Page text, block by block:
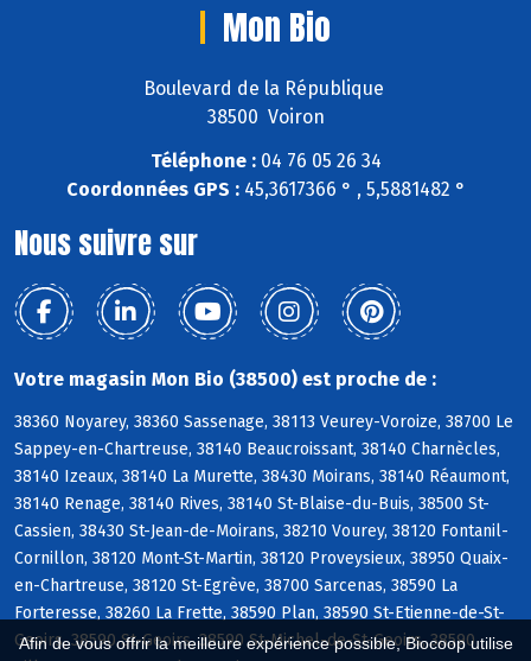
Afin de vous offrir la meilleure expérience possible, Biocoop utilise
Mon Bio
Boulevard de la République
38500 Voiron
Téléphone :04 76 05 26 34
Coordonnées GPS :45,3617366 ° , 5,5881482 °
Nous suivre sur
Votre magasin Mon Bio (38500) est proche de :
38360 Noyarey, 38360 Sassenage, 38113 Veurey-Voroize, 38700 Le
Sappey-en-Chartreuse, 38140 Beaucroissant, 38140 Charnècles,
38140 Izeaux, 38140 La Murette, 38430 Moirans, 38140 Réaumont,
38140 Renage, 38140 Rives, 38140 St-Blaise-du-Buis, 38500 St-
Cassien, 38430 St-Jean-de-Moirans, 38210 Vourey, 38120 Fontanil-
Cornillon, 38120 Mont-St-Martin, 38120 Proveysieux, 38950 Quaix-
en-Chartreuse, 38120 St-Egrève, 38700 Sarcenas, 38590 La
Forteresse, 38260 La Frette, 38590 Plan, 38590 St-Etienne-de-St-
Geoirs, 38590 St-Geoirs, 38590 St-Michel-de-St-Geoirs, 38590